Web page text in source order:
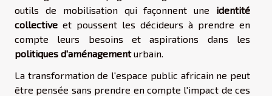
outils de mobilisation qui façonnent une identité
collective et poussent les décideurs à prendre en
compte leurs besoins et aspirations dans les
politiques d'aménagementurbain.
La transformation de l'espace public africain ne peut
être pensée sans prendre en compte l'impact de ces